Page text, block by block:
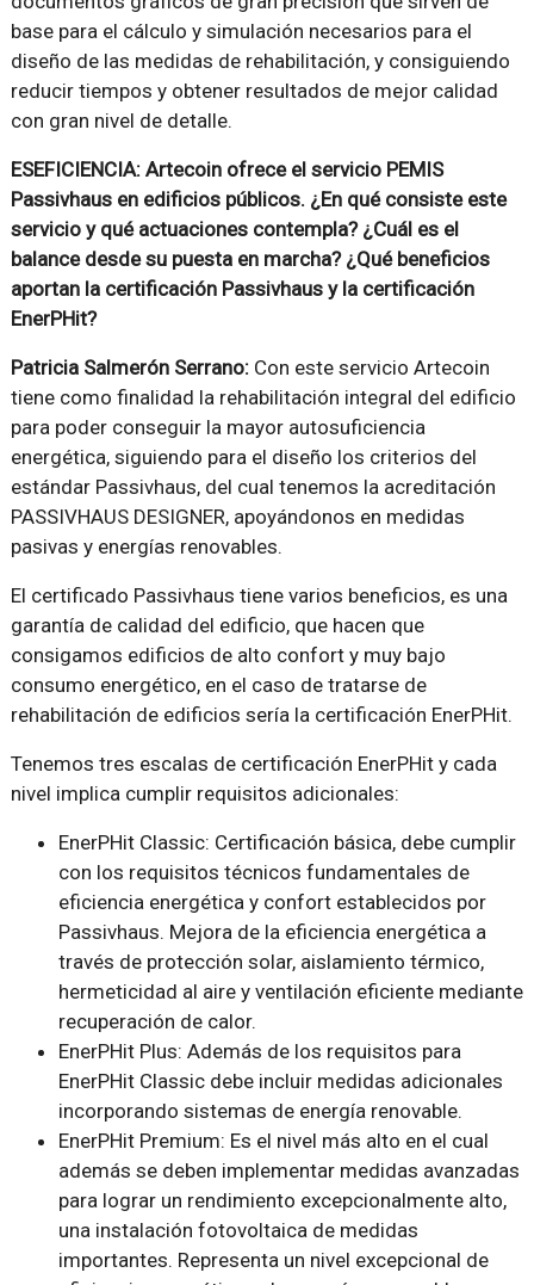
base para el cálculo y simulación necesarios para el
diseño de las medidas de rehabilitación, y consiguiendo
reducir tiempos y obtener resultados de mejor calidad
con gran nivel de detalle.
ESEFICIENCIA: Artecoin ofrece el servicio PEMIS
Passivhaus en edificios públicos. ¿En qué consiste este
servicio y qué actuaciones contempla? ¿Cuál es el
balance desde su puesta en marcha? ¿Qué beneficios
aportan la certificación Passivhaus y la certificación
EnerPHit?
Patricia Salmerón Serrano: Con este servicio Artecoin
tiene como finalidad la rehabilitación integral del edificio
para poder conseguir la mayor autosuficiencia
energética, siguiendo para el diseño los criterios del
estándar Passivhaus, del cual tenemos la acreditación
PASSIVHAUS DESIGNER, apoyándonos en medidas
pasivas y energías renovables.
El certificado Passivhaus tiene varios beneficios, es una
garantía de calidad del edificio, que hacen que
consigamos edificios de alto confort y muy bajo
consumo energético, en el caso de tratarse de
rehabilitación de edificios sería la certificación EnerPHit.
Tenemos tres escalas de certificación EnerPHit y cada
nivel implica cumplir requisitos adicionales:
EnerPHit Classic: Certificación básica, debe cumplir
con los requisitos técnicos fundamentales de
eficiencia energética y confort establecidos por
Passivhaus. Mejora de la eficiencia energética a
través de protección solar, aislamiento térmico,
hermeticidad al aire y ventilación eficiente mediante
recuperación de calor.
EnerPHit Plus: Además de los requisitos para
EnerPHit Classic debe incluir medidas adicionales
incorporando sistemas de energía renovable.
EnerPHit Premium: Es el nivel más alto en el cual
además se deben implementar medidas avanzadas
para lograr un rendimiento excepcionalmente alto,
una instalación fotovoltaica de medidas
importantes. Representa un nivel excepcional de